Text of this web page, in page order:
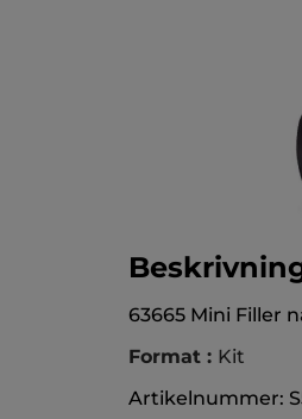
63665 Mini Filler
Format : Kit
Artikelnummer: